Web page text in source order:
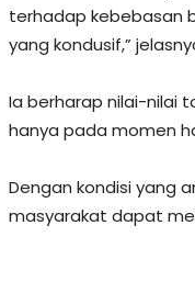
terhadap kebebasan
yang kondusif,”
Ia berharap nilai-nilai
hanya pada momen
Dengan kondisi yang
masyarakat dapat